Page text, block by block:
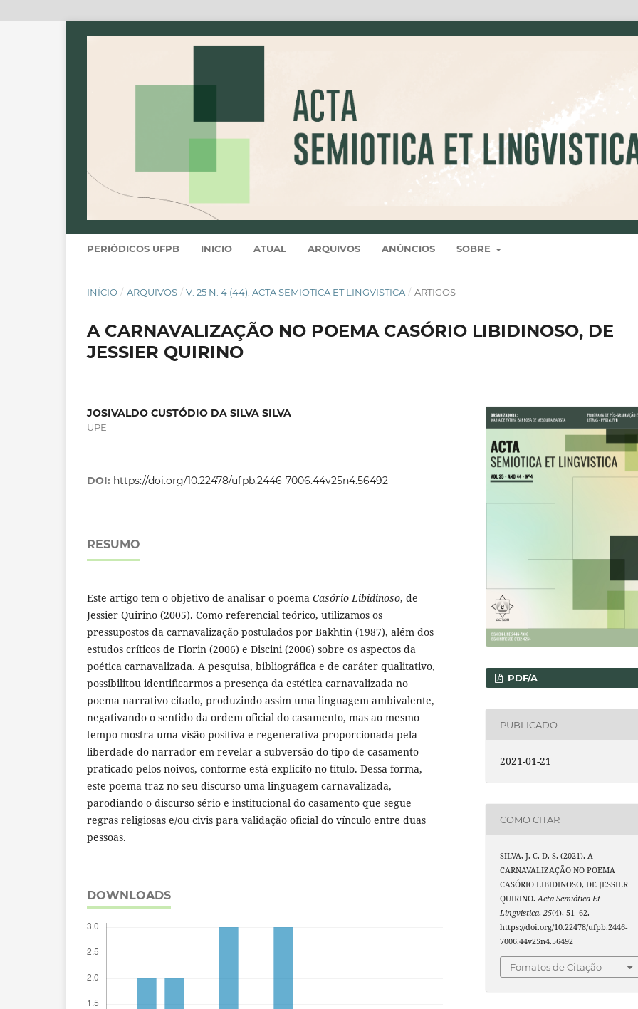
PERIÓDICOS UFPB INICIO ATUAL ARQUIVOS ANÚNCIOS SOBRE
INÍCIO / ARQUIVOS / V. 25 N. 4 (44): ACTA SEMIOTICA ET LINGVISTICA / ARTIGOS
A CARNAVALIZAÇÃO NO POEMA CASÓRIO LIBIDINOSO, DE
JESSIER QUIRINO
JOSIVALDO CUSTÓDIO DA SILVA SILVA
UPE
DOI: https://doi.org/10.22478/ufpb.2446-7006.44v25n4.56492
RESUMO
Este artigo tem o objetivo de analisar o poema Casório Libidinoso, de
Jessier Quirino (2005). Como referencial teórico, utilizamos os
pressupostos da carnavalização postulados por Bakhtin (1987), além dos
estudos críticos de Fiorin (2006) e Discini (2006) sobre os aspectos da
poética carnavalizada. A pesquisa, bibliográfica e de caráter qualitativo,
possibilitou identificarmos a presença da estética carnavalizada no
poema narrativo citado, produzindo assim uma linguagem ambivalente,
negativando o sentido da ordem oficial do casamento, mas ao mesmo
tempo mostra uma visão positiva e regenerativa proporcionada pela
liberdade do narrador em revelar a subversão do tipo de casamento
praticado pelos noivos, conforme está explícito no título. Dessa forma,
este poema traz no seu discurso uma linguagem carnavalizada,
parodiando o discurso sério e institucional do casamento que segue
regras religiosas e/ou civis para validação oficial do vínculo entre duas
pessoas.
DOWNLOADS
PDF/A
PUBLICADO
2021-01-21
COMO CITAR
SILVA, J. C. D. S. (2021). A
CARNAVALIZAÇÃO NO POEMA
CASÓRIO LIBIDINOSO, DE JESSIER
QUIRINO.Acta Semiótica Et
Lingvistica,25(4), 51–62.
https://doi.org/10.22478/ufpb.2446-
7006.44v25n4.56492
Fomatos de Citação